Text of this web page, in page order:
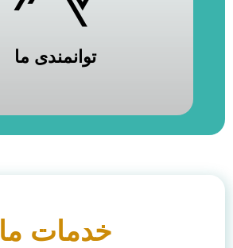
توانمندی‌ ما
توانمندی‌ ما
خدمات ما